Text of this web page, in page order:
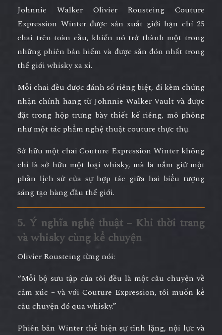
Johnnie Walker Olivier Rousteing Couture
Expression Winterđược sản xuất giới hạn chỉ 25
chai trên toàn cầu, khiến nó trở thànhmột trong
những phiên bản hiếm và được săn đón nhấttrong
thế giới whisky xa xỉ.
Mỗi chai đều được đánh số riêng biệt, đi kèm chứng
nhận chính hãngtừ Johnnie Walker Vault và được
đặt trong hộp trưng bày thiết kế riêng, mô phỏng
như một tác phẩm nghệ thuật couture thực thụ.
Sở hữu một chai Couture Expression Winter không
chỉ là sở hữu một loại whisky, mà là nắm giữ một
phần lịch sử của sự hợp tác giữa hai biểu tượng
sáng tạo hàng đầu thế giới.
5. Ý nghĩa nghệ thuật – Khi thời trang
và whisky cùng kể chuyện
Olivier Rousteing từng nói:
“Mỗi bộ sưu tập của tôi đều là một câu chuyện về
cảm xúc – và với Couture Expression, tôi muốn kể
câu chuyện đó qua whisky.”
Phiên bản Winterthể hiệnsự tĩnh lặng, nội lực và